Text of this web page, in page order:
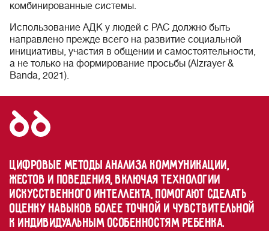
комбинированные системы.
Использование АДК у людей с РАС должно быть
направлено прежде всего на развитие социальной
инициативы, участия в общении и самостоятельности,
а не только на формирование просьбы (Alzrayer &
Banda, 2021).
Цифровые методы анализа коммуникации,
жестов и поведения, включая технологии
искусственного интеллекта, помогают сделать
оценку навыков более точной и чувствительной
к индивидуальным особенностям ребенка.